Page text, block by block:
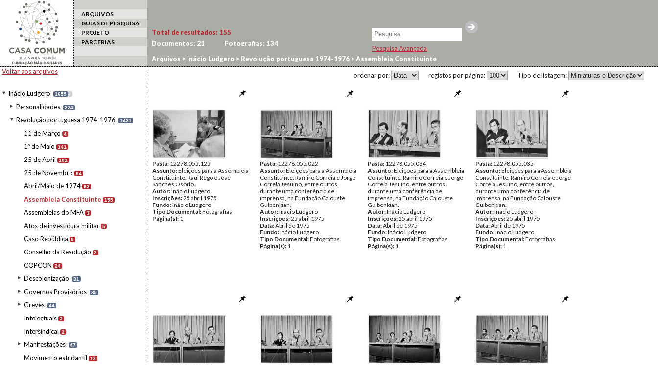
ARQUIVOS
GUIAS DE PESQUISA
PROJETO
PARCERIAS
Pesquisa Avançada
Voltar aos arquivos
Inácio Ludgero 1655 I
Personalidades 224
Revolução portuguesa 1974-1976 1431
11 de Março 4
1º de Maio 141
25 de Abril 101
25 de Novembro 64
Abril/Maio de 1974 63
Assembleia Constituinte 155
Assembleias do MFA 3
Atos de investidura militar 5
Caso República 9
Conselho da Revolução 2
COPCON 24
Descolonização 31
Governos Provisórios 85
Greves 44
Intelectuais 3
Intersindical 2
Manifestações 47
Movimento estudantil 18
Total de resultados: 155
Documentos: 21 Fotografias: 134
Arquivos > Inácio Ludgero > Revolução portuguesa 1974-1976 >Assembleia Constituinte
Tipo de listagem:
registos por página:
ordenar por:
Pasta: 12278.055.125
Assunto:Eleições para a Assembleia
Constituinte. Raul Rêgo e José
Sanches Osório.
Autor:Inácio Ludgero
Inscrições:25 abril 1975
Fundo:Inácio Ludgero
Tipo Documental:Fotografias
Página(s): 1
Pasta: 12278.055.022
Assunto:Eleições para a Assembleia
Constituinte. Ramiro Correia e Jorge
Correia Jesuíno, entre outros,
durante uma conferência de
imprensa, na Fundação Calouste
Gulbenkian.
Autor:Inácio Ludgero
Inscrições:25 abril 1975
Data:Abril de 1975
Fundo:Inácio Ludgero
Tipo Documental:Fotografias
Página(s): 1
Pasta: 12278.055.034
Assunto:Eleições para a Assembleia
Constituinte. Ramiro Correia e Jorge
Correia Jesuíno, entre outros,
durante uma conferência de
imprensa, na Fundação Calouste
Gulbenkian.
Autor:Inácio Ludgero
Inscrições:25 abril 1975
Data:Abril de 1975
Fundo:Inácio Ludgero
Tipo Documental:Fotografias
Página(s): 1
Pasta: 12278.055.035
Assunto:Eleições para a Assembleia
Constituinte. Ramiro Correia e Jorge
Correia Jesuíno, entre outros,
durante uma conferência de
imprensa, na Fundação Calouste
Gulbenkian.
Autor:Inácio Ludgero
Inscrições:25 abril 1975
Data:Abril de 1975
Fundo:Inácio Ludgero
Tipo Documental:Fotografias
Página(s): 1